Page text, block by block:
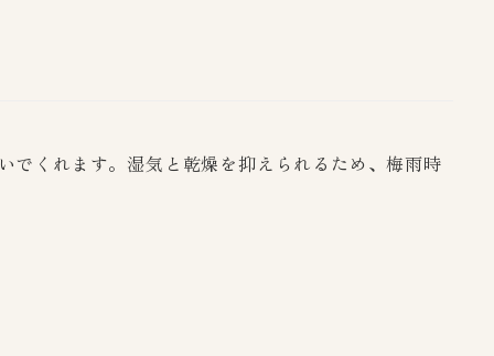
でくれます。湿気と乾燥を抑えられるため、梅雨時